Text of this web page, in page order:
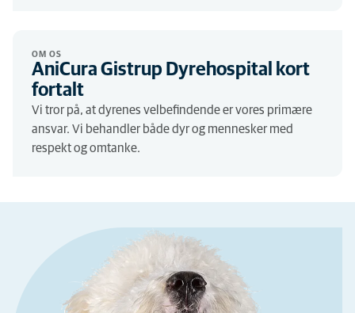
OM OS
AniCura Gistrup Dyrehospital kort
fortalt
Vi tror på, at dyrenes velbefindende er vores primære
ansvar. Vi behandler både dyr og mennesker med
respekt og omtanke.